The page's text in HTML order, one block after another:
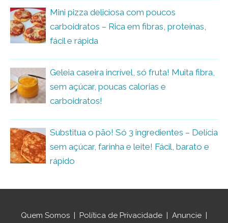
Mini pizza deliciosa com poucos
carboidratos – Rica em fibras, proteínas,
fácil e rápida
Geleia caseira incrível, só fruta! Muita fibra,
sem açúcar, poucas calorias e
carboidratos!
Substitua o pão! Só 3 ingredientes – Delícia
sem açúcar, farinha e leite! Fácil, barato e
rápido
Quem Somos Política de Privacidade Anuncie